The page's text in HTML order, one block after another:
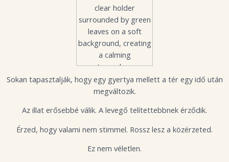
Sokan tapasztalják, hogy egy gyertya mellett a tér egy idő után
megváltozik.
Az illat erősebbé válik. A levegő telítettebbnek érződik.
Érzed, hogy valami nem stimmel. Rossz lesz a közérzeted.
Ez nem véletlen.